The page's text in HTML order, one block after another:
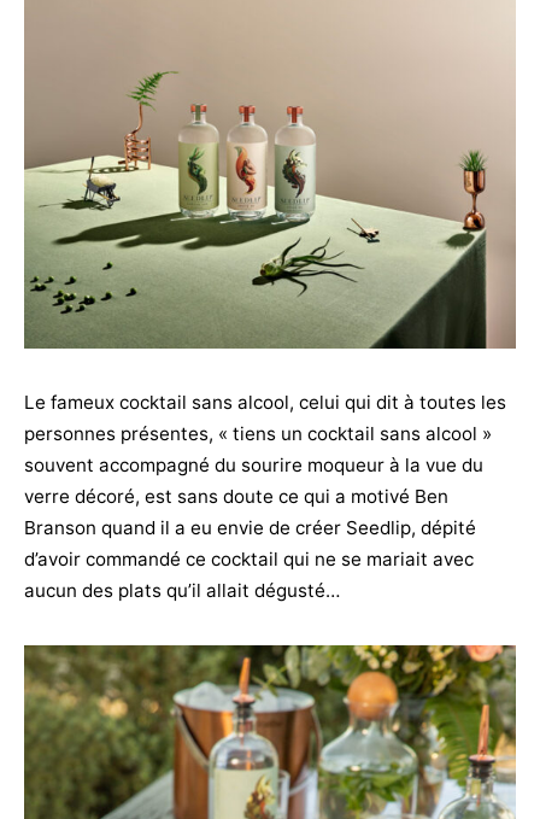
Le fameux cocktail sans alcool, celui qui dit à toutes les
personnes présentes, « tiens un cocktail sans alcool »
souvent accompagné du sourire moqueur à la vue du
verre décoré, est sans doute ce qui a motivé Ben
Branson quand il a eu envie de créer Seedlip, dépité
d’avoir commandé ce cocktail qui ne se mariait avec
aucun des plats qu’il allait dégusté…